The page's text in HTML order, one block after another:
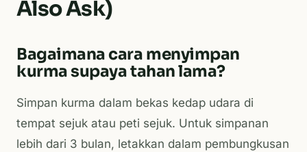
Also Ask)
Bagaimana cara menyimpan
kurma supaya tahan lama?
Simpan kurma dalam bekas kedap udara di
tempat sejuk atau peti sejuk. Untuk simpanan
lebih dari 3 bulan, letakkan dalam pembungkusan